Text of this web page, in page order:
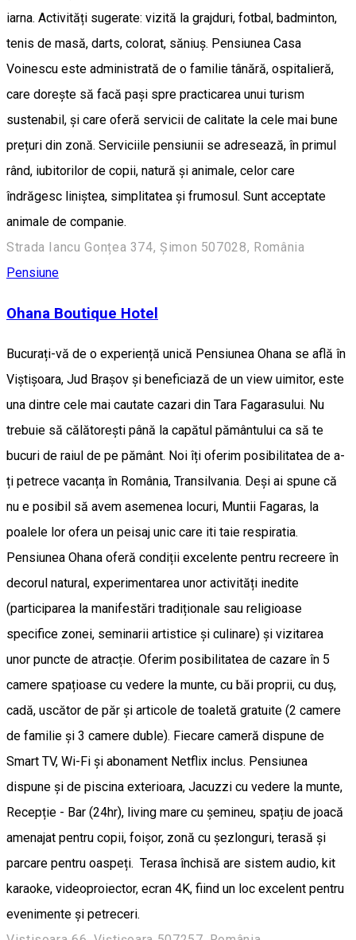
iarna. Activități sugerate: vizită la grajduri, fotbal, badminton,
tenis de masă, darts, colorat, săniuș. Pensiunea Casa
Voinescu este administrată de o familie tânără, ospitalieră,
care dorește să facă pași spre practicarea unui turism
sustenabil, și care oferă servicii de calitate la cele mai bune
prețuri din zonă. Serviciile pensiunii se adresează, în primul
rând, iubitorilor de copii, natură și animale, celor care
îndrăgesc liniștea, simplitatea și frumosul. Sunt acceptate
animale de companie.
Strada Iancu Gonțea 374, Șimon 507028, România
Pensiune
Ohana Boutique Hotel
Bucurați-vă de o experiență unică Pensiunea Ohana se află în
Viștișoara, Jud Brașov și beneficiază de un view uimitor, este
una dintre cele mai cautate cazari din Tara Fagarasului. Nu
trebuie să călătorești până la capătul pământului ca să te
bucuri de raiul de pe pământ. Noi îți oferim posibilitatea de a-
ți petrece vacanța în România, Transilvania. Deși ai spune că
nu e posibil să avem asemenea locuri, Muntii Fagaras, la
poalele lor ofera un peisaj unic care iti taie respiratia.
Pensiunea Ohana oferă condiții excelente pentru recreere în
decorul natural, experimentarea unor activități inedite
(participarea la manifestări tradiționale sau religioase
specifice zonei, seminarii artistice și culinare) și vizitarea
unor puncte de atracție. Oferim posibilitatea de cazare în 5
camere spațioase cu vedere la munte, cu băi proprii, cu duș,
cadă, uscător de păr și articole de toaletă gratuite (2 camere
de familie și 3 camere duble). Fiecare cameră dispune de
Smart TV, Wi-Fi și abonament Netflix inclus. Pensiunea
dispune și de piscina exterioara, Jacuzzi cu vedere la munte,
Recepție - Bar (24hr), living mare cu șemineu, spațiu de joacă
amenajat pentru copii, foișor, zonă cu șezlonguri, terasă și
parcare pentru oaspeți. Terasa închisă are sistem audio, kit
karaoke, videoproiector, ecran 4K, fiind un loc excelent pentru
evenimente și petreceri.